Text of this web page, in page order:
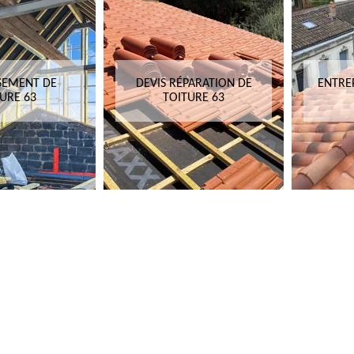
DE
63
DEVIS RÉPARATION DE
TOITURE 63